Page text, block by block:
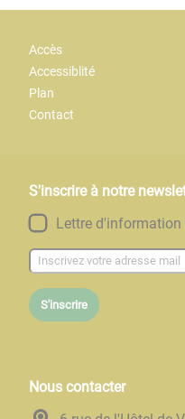
Accès
Accessiblité
Plan
Contact
S'inscrire à notre
Lettre
S'inscrire
Nous contacter